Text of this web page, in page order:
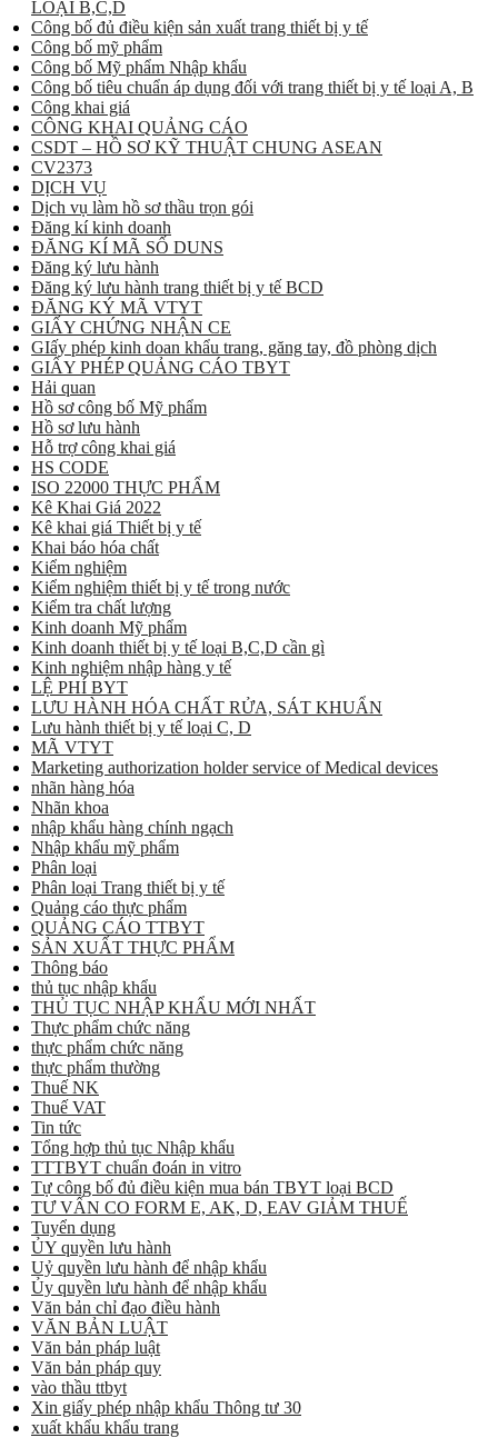
LOẠI B,C,D
Công bố đủ điều kiện sản xuất trang thiết bị y tế
Công bố mỹ phẩm
Công bố Mỹ phẩm Nhập khẩu
Công bố tiêu chuẩn áp dụng đối với trang thiết bị y tế loại A, B
Công khai giá
CÔNG KHAI QUẢNG CÁO
CSDT – HỒ SƠ KỸ THUẬT CHUNG ASEAN
CV2373
DỊCH VỤ
Dịch vụ làm hồ sơ thầu trọn gói
Đăng kí kinh doanh
ĐĂNG KÍ MÃ SỐ DUNS
Đăng ký lưu hành
Đăng ký lưu hành trang thiết bị y tế BCD
ĐĂNG KÝ MÃ VTYT
GIẤY CHỨNG NHẬN CE
GIấy phép kinh doan khẩu trang, găng tay, đồ phòng dịch
GIẤY PHÉP QUẢNG CÁO TBYT
Hải quan
Hồ sơ công bố Mỹ phẩm
Hồ sơ lưu hành
Hỗ trợ công khai giá
HS CODE
ISO 22000 THỰC PHẨM
Kê Khai Giá 2022
Kê khai giá Thiết bị y tế
Khai báo hóa chất
Kiểm nghiệm
Kiểm nghiệm thiết bị y tế trong nước
Kiểm tra chất lượng
Kinh doanh Mỹ phẩm
Kinh doanh thiết bị y tế loại B,C,D cần gì
Kinh nghiệm nhập hàng y tế
LỆ PHÍ BYT
LƯU HÀNH HÓA CHẤT RỬA, SÁT KHUẨN
Lưu hành thiết bị y tế loại C, D
MÃ VTYT
Marketing authorization holder service of Medical devices
nhãn hàng hóa
Nhãn khoa
nhập khẩu hàng chính ngạch
Nhập khẩu mỹ phẩm
Phân loại
Phân loại Trang thiết bị y tế
Quảng cáo thực phẩm
QUẢNG CÁO TTBYT
SẢN XUẤT THỰC PHẨM
Thông báo
thủ tục nhập khẩu
THỦ TỤC NHẬP KHẨU MỚI NHẤT
Thực phẩm chức năng
thực phẩm chức năng
thực phẩm thường
Thuế NK
Thuế VAT
Tin tức
Tổng hợp thủ tục Nhập khẩu
TTTBYT chuẩn đoán in vitro
Tự công bố đủ điều kiện mua bán TBYT loại BCD
TƯ VẤN CO FORM E, AK, D, EAV GIẢM THUẾ
Tuyển dụng
ỦY quyền lưu hành
Uỷ quyền lưu hành để nhập khẩu
Ủy quyền lưu hành để nhập khẩu
Văn bản chỉ đạo điều hành
VĂN BẢN LUẬT
Văn bản pháp luật
Văn bản pháp quy
vào thầu ttbyt
Xin giấy phép nhập khẩu Thông tư 30
xuất khẩu khẩu trang